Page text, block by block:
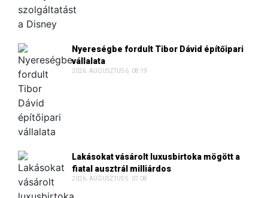
Nyereségbe fordult Tibor Dávid építőipari
vállalata
2026. AUGUSZTUS 6. 08:19
Lakásokat vásárolt luxusbirtoka mögött a
fiatal ausztrál milliárdos
2026. AUGUSZTUS 5. 07:08